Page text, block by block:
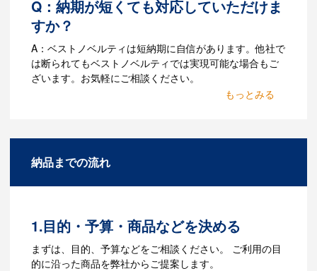
Q：納期が短くても対応していただけま
すか？
A：ベストノベルティは短納期に自信があります。他社で
は断られてもベストノベルティでは実現可能な場合もご
ざいます。お気軽にご相談ください。
があります。Adobe illustratorのaiファイ
Q：ウェブサイトに掲載され
ていないオリジナルのノベル
納品までの流れ
1.目的・予算・商品などを決める
まずは、目的、予算などをご相談ください。 ご利用の目
的に沿った商品を弊社からご提案します。